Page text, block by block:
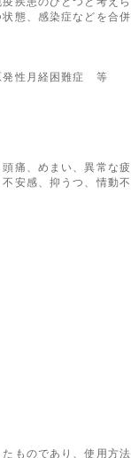
態、感染症などを合併
性月経困難症 等
痛、めまい、異常な疲
安感、抑うつ、情動不
ものであり、使用方法